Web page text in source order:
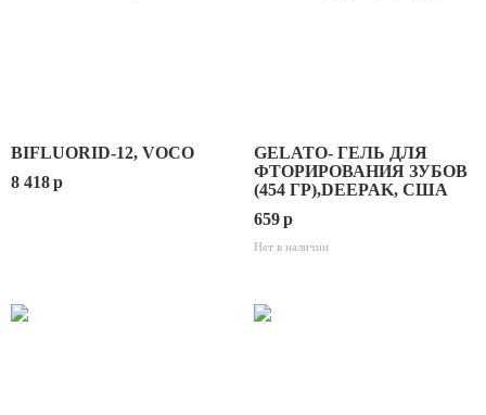
BIFLUORID-12, VOCO
8 418p
GELATO- ГЕЛЬ ДЛЯ
ФТОРИРОВАНИЯ ЗУБОВ
(454 ГР),DEEPAK, США
659p
Нет в наличии